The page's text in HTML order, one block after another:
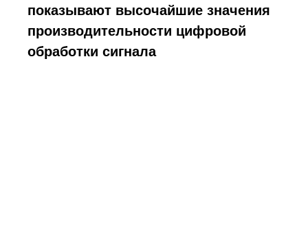
показывают высочайшие значения
производительности цифровой
обработки сигнала